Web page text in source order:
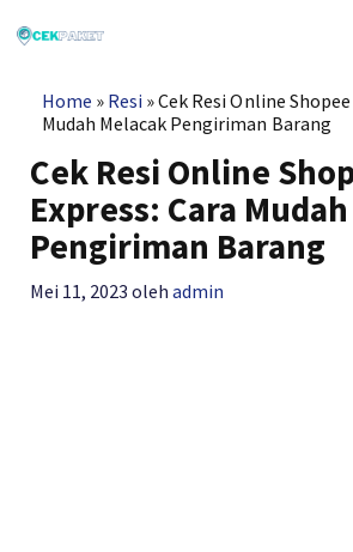
ke
Home » Resi »Cek Resi Online
Mudah Melacak Pengiriman Barang
Cek Resi Online
Express: Cara
Pengiriman Barang
Mei 11, 2023 olehadmin